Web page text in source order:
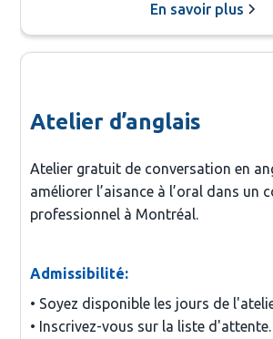
En savoir plus
Atelier d’anglais
Atelier gratuit de conversation en
améliorer l’aisance à l’oral dans un
professionnel à Montréal.
Admissibilité:
• Soyez disponible les jours de
• Inscrivez-vous sur la liste d'attente.